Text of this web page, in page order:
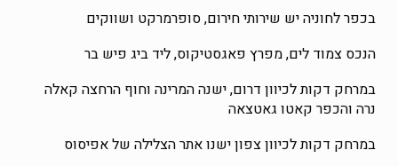
בכפר לחוניה יש שירותי חירום, סופרמרקט ושווקים
הנכס צמוד לים, מפרץ פאגסטיקוס, ליד ביג פיש בר
במרחק דקות לכיוון דרום, ישנה המרינה וחוף הרחצה קאלה
נרה והכפר קאטו גאטצאה
במרחק דקות לכיוון צפון ישנו אתר הצלילה של אפיסוס